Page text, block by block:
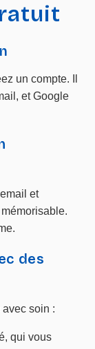
un compte. Il
et Google
et
des
soin :
qui vous